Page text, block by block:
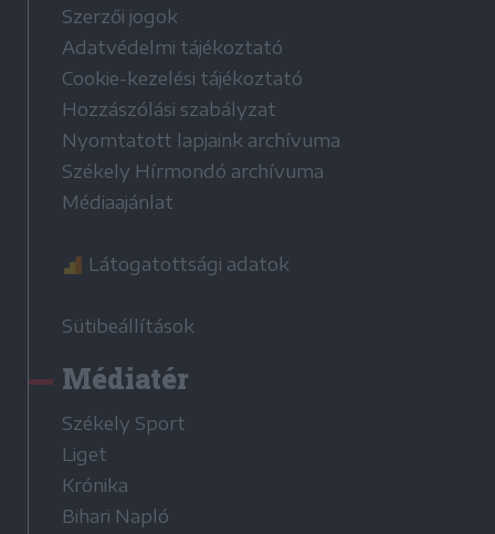
Szerzői jogok
Adatvédelmi tájékoztató
Cookie-kezelési tájékoztató
Hozzászólási szabályzat
Nyomtatott lapjaink archívuma
Székely Hírmondó archívuma
Médiaajánlat
Látogatottsági adatok
Sütibeállítások
Médiatér
Székely Sport
Liget
Krónika
Bihari Napló